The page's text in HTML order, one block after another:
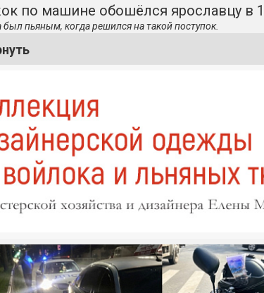
по машине обошёлся ярославцу в
пьяным, когда решился на такой поступок.